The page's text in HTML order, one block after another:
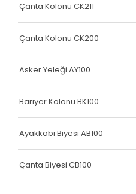
Yatak Fitili
Yatak Fitili
Elastik Kolon Siyah Seri
Elastik Kolon Mavi Seri
Elastik Kolon Yeşil Seri
Hava Kapsülü
Çanta Kolonu CK211
Çanta Kolonu CK200
Asker Yeleği AY100
Bariyer Kolonu BK100
Ayakkabı Biyesi AB100
Çanta Biyesi CB100